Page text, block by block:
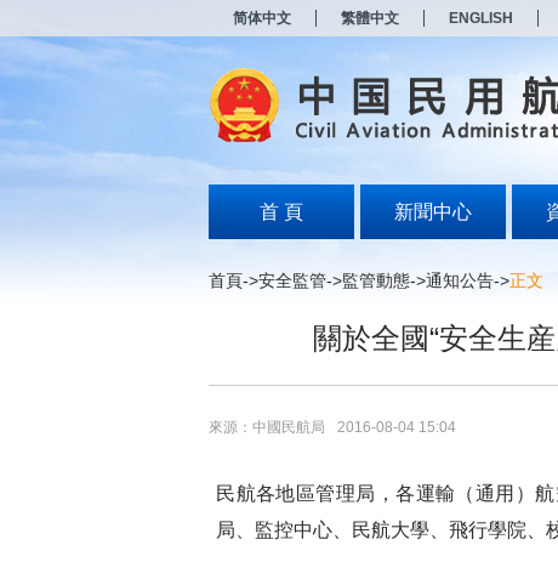
简体中文 繁體中文 ENGLISH
首 頁 新聞中心
首頁->安全監管->監管動態->通知公告->正文
關於全國“安全生
來源：中國民航局 2016-08-04 15:04
民航各地區管理局，各運輸（通用）
局、監控中心、民航大學、飛行學院、
打
无
障